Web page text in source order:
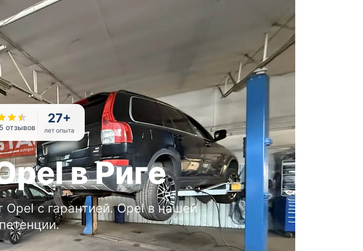
отзывов
27+
лет опыта
в Риге
с гарантией. Opel в нашей